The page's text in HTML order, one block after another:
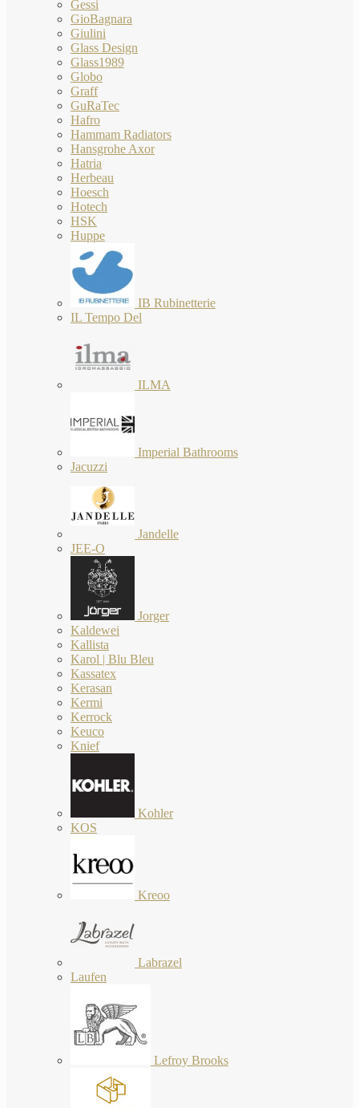
Gessi
GioBagnara
Giulini
Glass Design
Glass1989
Globo
Graff
GuRaTec
Hafro
Hammam Radiators
Hansgrohe Axor
Hatria
Herbeau
Hoesch
Hotech
HSK
Huppe
IB Rubinetterie
IL Tempo Del
ILMA
Imperial Bathrooms
Jacuzzi
Jandelle
JEE-O
Jorger
Kaldewei
Kallista
Karol | Blu Bleu
Kassatex
Kerasan
Kermi
Kerrock
Keuco
Knief
Kohler
KOS
Kreoo
Labrazel
Laufen
Lefroy Brooks